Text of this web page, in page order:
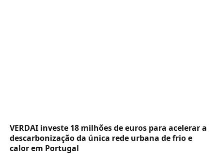
VERDAI investe 18 milhões de euros para acelerar a
descarbonização da única rede urbana de frio e
calor em Portugal